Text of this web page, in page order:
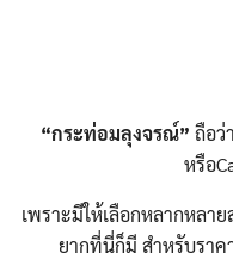
“กระท่อมลุงจรณ์” ถือว่
หรือ
เพราะมีให้เลือกหลากหลา
ยากที่นี่ก็มี สำหรับราค